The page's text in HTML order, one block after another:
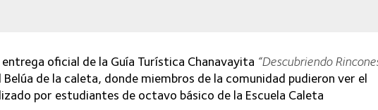
oficial de la Guía Turística Chanavayita “Descubriendo
de la caleta, donde miembros de la comunidad pudieron ver el
por estudiantes de octavo básico de la Escuela Caleta